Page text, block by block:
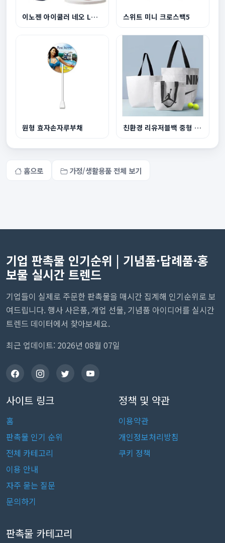
이노젠 아이쿨러 네오 LED라이트 겸용 휴대용 선풍... 스위트 미니 크로스백5
원형 효자손자루부채 친환경 리유저블백 중형 440x360x150mm
홈으로 가정/생활용품 전체 보기
기업 판촉물 인기순위 | 기념품·답례품·홍
보물 실시간 트렌드
기업들이 실제로 주문한 판촉물을 매시간 집계해 인기순위로 보
여드립니다. 행사 사은품, 개업 선물, 기념품 아이디어를 실시간
트렌드 데이터에서 찾아보세요.
최근 업데이트: 2026년 08월 07일
사이트 링크
홈
판촉물 인기 순위
전체 카테고리
이용 안내
자주 묻는 질문
문의하기
정책 및 약관
이용약관
개인정보처리방침
쿠키 정책
판촉물 카테고리